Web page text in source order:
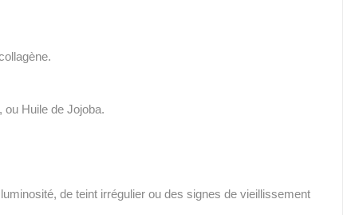
Huile de Jojoba.
de teint irrégulier ou des signes de vieillissement